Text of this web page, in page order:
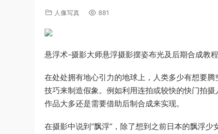
人像写真 881
悬浮术-摄影大师悬浮摄影摆姿布光及后期合成教程
在处处拥有地心引力的地球上，人类多少有想要
技巧来制造假象。例如利用连拍或较快的快门拍
作品大多还是需要借助后制合成来实现。
在摄影中说到“飘浮”，除了想到之前日本的飘浮